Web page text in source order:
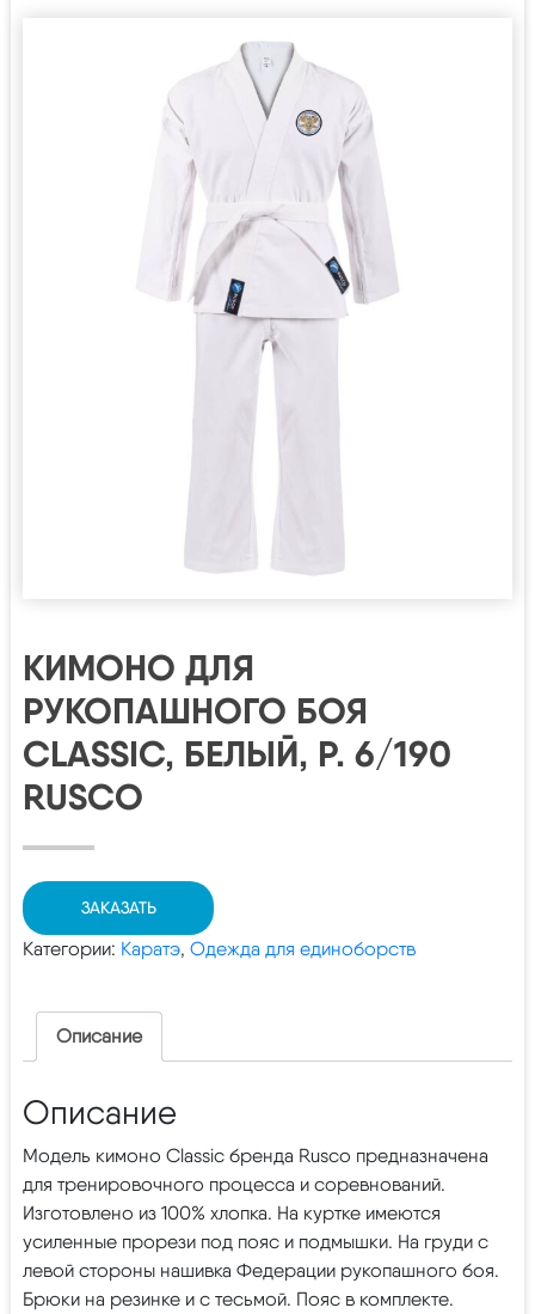
КИМОНО ДЛЯ
РУКОПАШНОГО БОЯ
CLASSIC, БЕЛЫЙ, Р. 6/190
RUSCO
ЗАКАЗАТЬ
Категории: Каратэ, Одежда для единоборств
Описание
Описание
Модель кимоно Classic бренда Rusco предназначена
для тренировочного процесса и соревнований.
Изготовлено из 100% хлопка. На куртке имеются
усиленные прорези под пояс и подмышки. На груди с
левой стороны нашивка Федерации рукопашного боя.
Брюки на резинке и с тесьмой. Пояс в комплекте.